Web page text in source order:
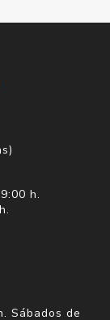
h.
Sábados de